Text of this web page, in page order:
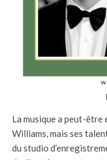
La musique a peut-être
Williams, mais ses
du studio